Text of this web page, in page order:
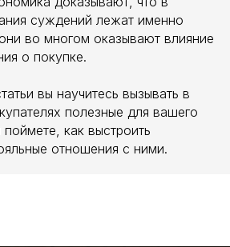
суждений лежат именно
во многом оказывают влияние
о покупке.
вы научитесь вызывать в
полезные для вашего
как выстроить
отношения с ними.